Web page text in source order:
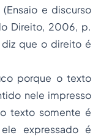
e discurso
Direito, 2006, p.
diz que o direito é
porque o texto
nele impresso
texto somente é
expressado é